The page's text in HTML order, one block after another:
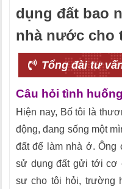
dụng đất bao
nhà nước cho
Tổng đài tư
Câu hỏi tình huống
Hiện nay, Bố tôi là
động, đang sống một
đất để làm nhà ở. Ông
sử dụng đất gửi tới cơ
sư cho tôi hỏi, trường